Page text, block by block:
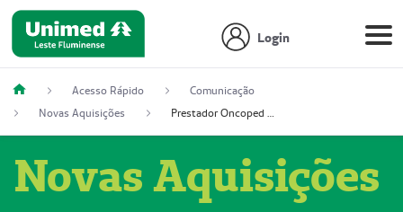
Login
Acesso Rápido
Comunicação
Novas Aquisições
Prestador Oncoped Serviços Médicos (51004335-0)
Novas Aquisições